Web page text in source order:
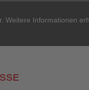
Weitere Informationen